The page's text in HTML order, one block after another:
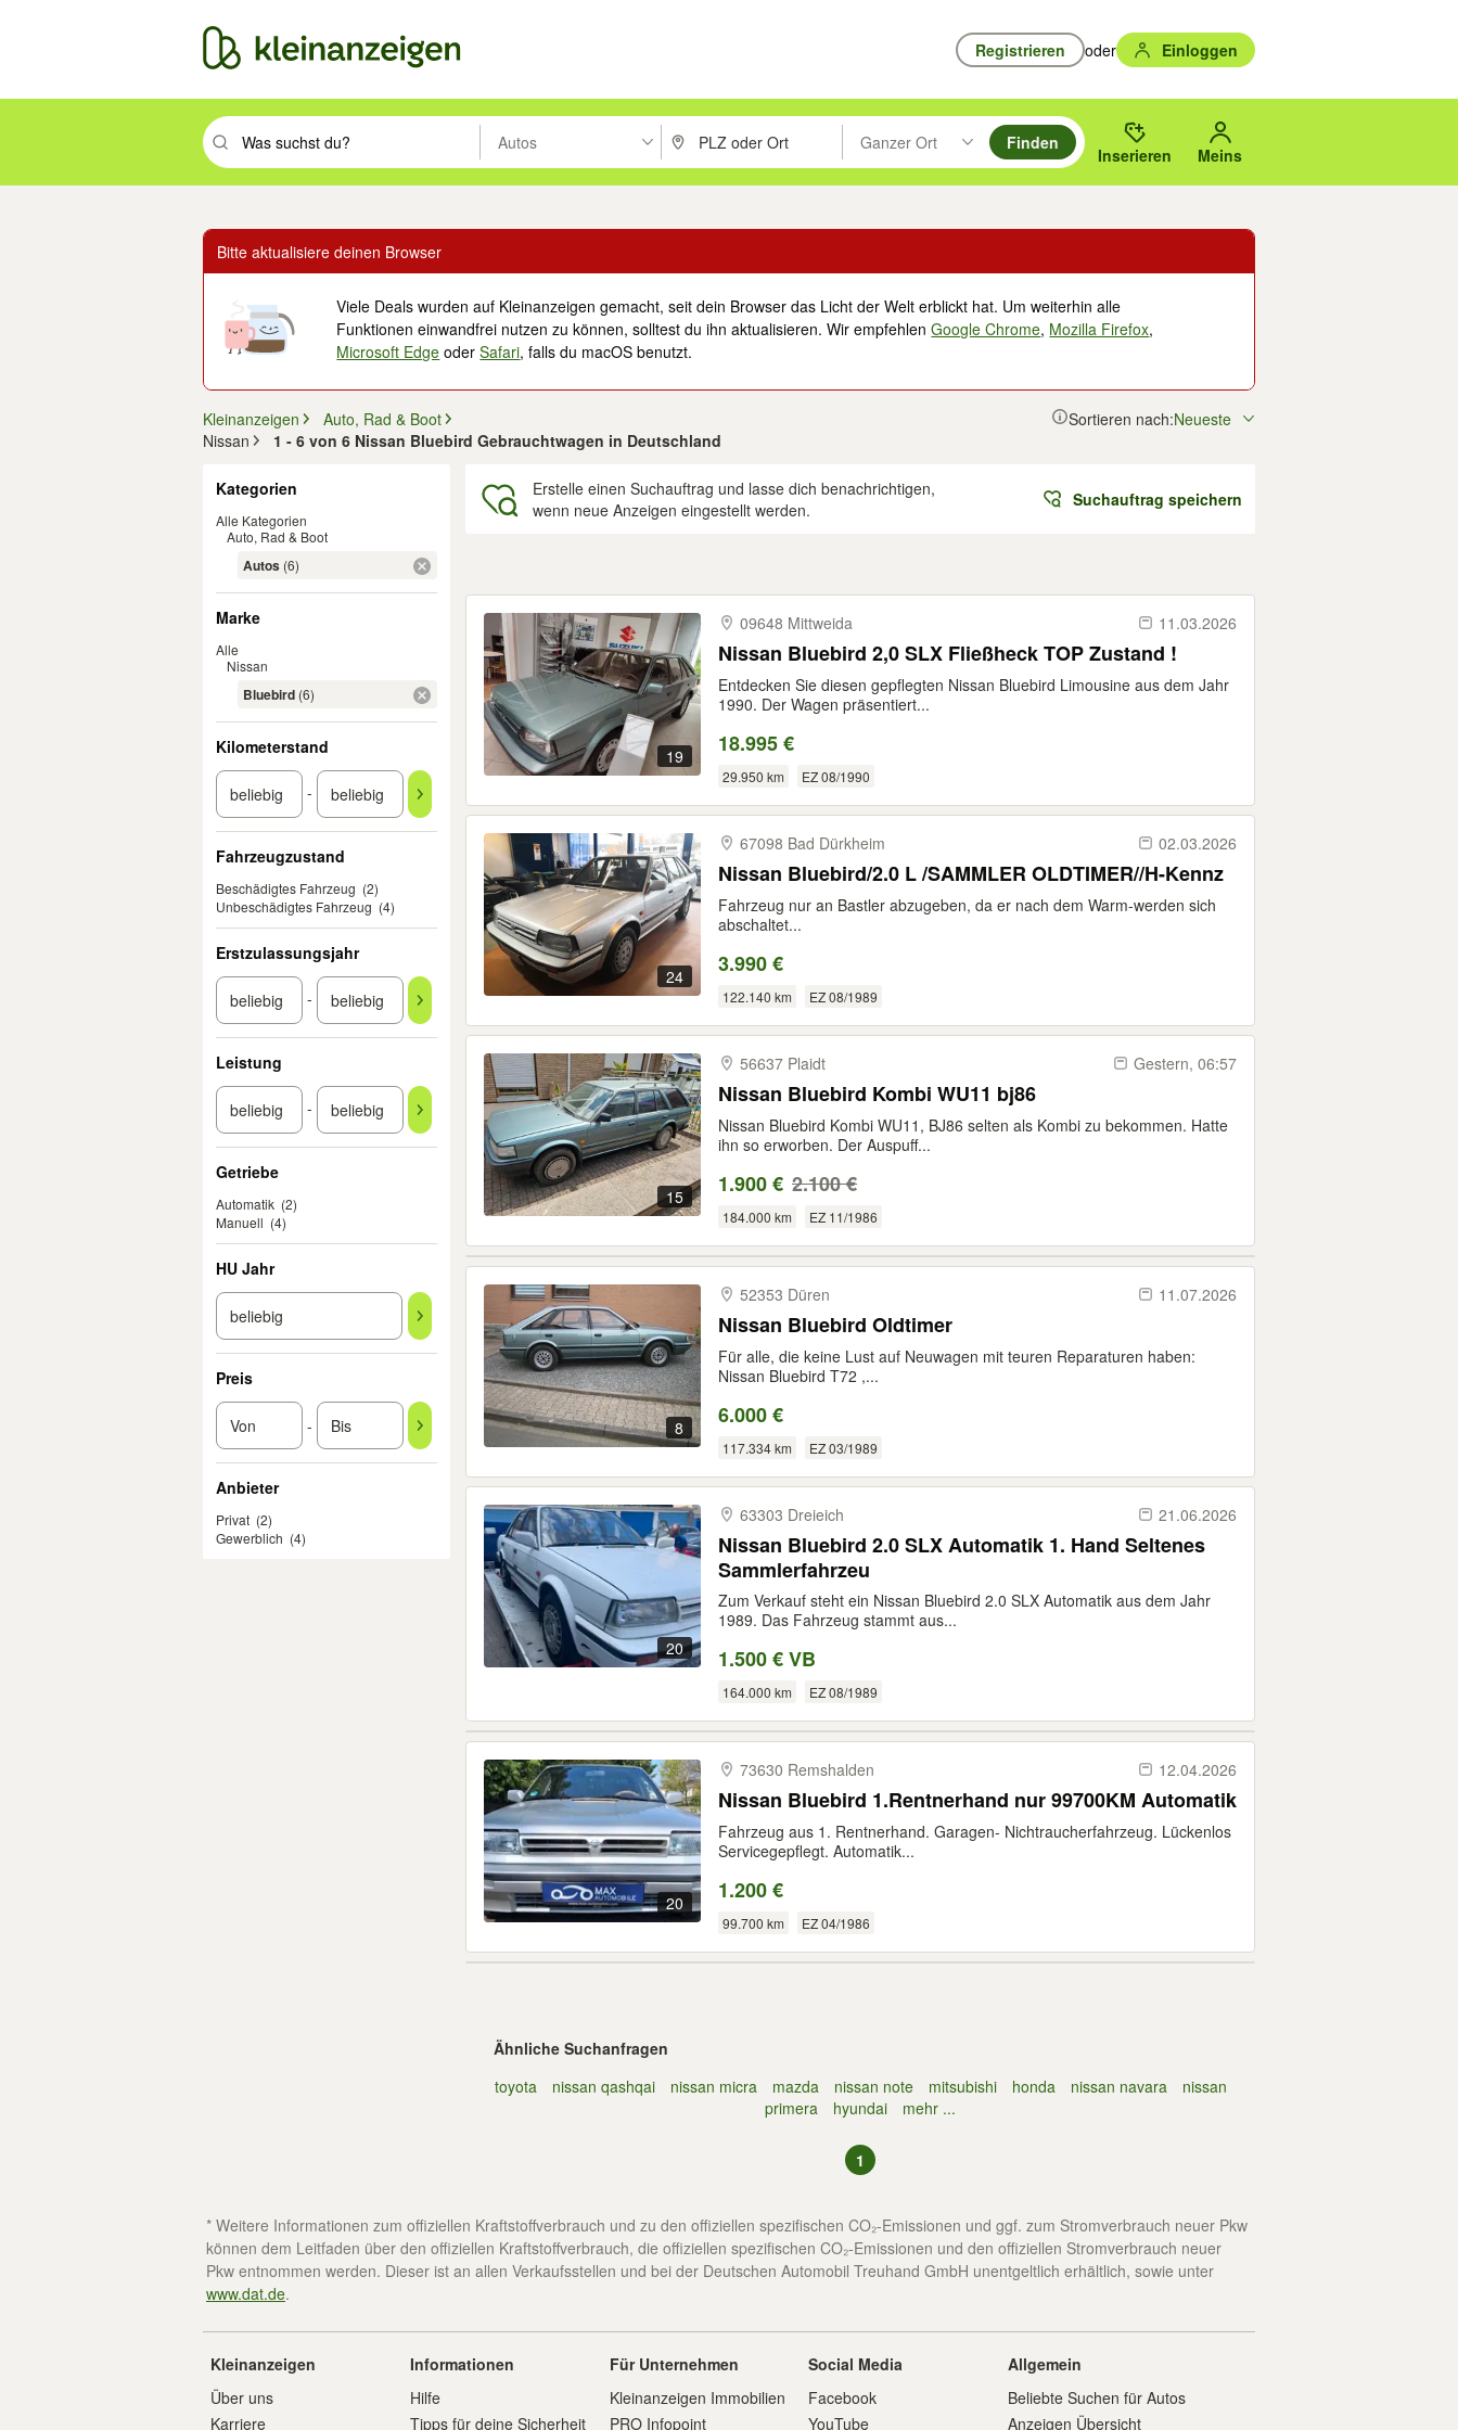
Registrieren oder Einloggen
Suchbegriff eingeben. Eingabetaste drücken um zu suchen, oder Vorschläge mit den Pfeiltasten nach oben/unten durchsuchen und mit Eingabetaste auswählen.
Autos PLZ oder Ort eingeben. Eingabetaste drücken um zu suchen, oder Vorschläge mit den Pfeiltasten nach oben/
Ganzer Ort
Suche im Umkreis des gewählten Orts oder PLZ.
Finden
Inserieren Meins
Bitte aktualisiere deinen Browser
Viele Deals wurden auf Kleinanzeigen gemacht, seit dein Browser das Licht der Welt erblickt hat. Um weiterhin alle
Funktionen einwandfrei nutzen zu können, solltest du ihn aktualisieren. Wir empfehlenGoogle Chrome, Mozilla Firefox,
Microsoft Edge oderSafari, falls du macOS benutzt.
Kleinanzeigen
Auto, Rad & Boot
Nissan
1 - 6 von 6 Nissan Bluebird Gebrauchtwagen in Deutschland
Sortieren nach:Neueste
Kategorien
Alle Kategorien
Auto, Rad & Boot
Autos (6)
Marke
Alle
Nissan
Bluebird (6)
Kilometerstand
-
Fahrzeugzustand
Beschädigtes Fahrzeug (2)
Unbeschädigtes Fahrzeug (4)
Erstzulassungsjahr
-
Leistung
-
Getriebe
Automatik (2)
Manuell (4)
HU Jahr
Preis
-
Anbieter
Privat (2)
Gewerblich (4)
Erstelle einen Suchauftrag und lasse dich benachrichtigen,
wenn neue Anzeigen eingestellt werden.
Suchauftrag speichern
19
09648 Mittweida 11.03.2026
Nissan Bluebird 2,0 SLX Fließheck TOP Zustand !
Entdecken Sie diesen gepflegten Nissan Bluebird Limousine aus dem Jahr
1990. Der Wagen präsentiert...
18.995 €
29.950 km EZ 08/1990
24
67098 Bad Dürkheim 02.03.2026
Nissan Bluebird/2.0 L /SAMMLER OLDTIMER//H-Kennz
Fahrzeug nur an Bastler abzugeben, da er nach dem Warm-werden sich
abschaltet...
3.990 €
122.140 km EZ 08/1989
15
56637 Plaidt Gestern, 06:57
Nissan Bluebird Kombi WU11 bj86
Nissan Bluebird Kombi WU11, BJ86 selten als Kombi zu bekommen. Hatte
ihn so erworben. Der Auspuff...
1.900 € 2.100 €
184.000 km EZ 11/1986
8
52353 Düren 11.07.2026
Nissan Bluebird Oldtimer
Für alle, die keine Lust auf Neuwagen mit teuren Reparaturen haben:
Nissan Bluebird T72 ,...
6.000 €
117.334 km EZ 03/1989
20
63303 Dreieich 21.06.2026
Nissan Bluebird 2.0 SLX Automatik 1. Hand Seltenes
Sammlerfahrzeu
Zum Verkauf steht ein Nissan Bluebird 2.0 SLX Automatik aus dem Jahr
1989. Das Fahrzeug stammt aus...
1.500 € VB
164.000 km EZ 08/1989
20
73630 Remshalden 12.04.2026
Nissan Bluebird 1.Rentnerhand nur 99700KM Automatik
Fahrzeug aus 1. Rentnerhand. Garagen- Nichtraucherfahrzeug. Lückenlos
Servicegepflegt. Automatik...
1.200 €
99.700 km EZ 04/1986
Ähnliche Suchanfragen
toyota
nissan qashqai nissan micra mazda nissan note mitsubishi honda nissan navara
nissan
primera
hyundai mehr ...
1
* Weitere Informationen zum offiziellen Kraftstoffverbrauch und zu den offiziellen spezifischen CO₂-Emissionen und ggf. zum Stromverbrauch neuer Pkw
können dem Leitfaden über den offiziellen Kraftstoffverbrauch, die offiziellen spezifischen CO₂-Emissionen und den offiziellen Stromverbrauch neuer
Pkw entnommen werden. Dieser ist an allen Verkaufsstellen und bei der Deutschen Automobil Treuhand GmbH unentgeltlich erhältlich, sowie unter
www.dat.de.
Kleinanzeigen
Über uns
Karriere
Informationen
Hilfe
Tipps für deine Sicherheit
Für Unternehmen
Kleinanzeigen Immobilien
PRO Infopoint
Social Media
Facebook
YouTube
Allgemein
Beliebte Suchen für Autos
Anzeigen Übersicht